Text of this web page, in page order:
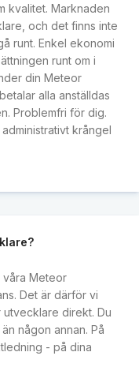
kvalitet. Marknaden
och det finns inte
runt. Enkel ekonomi
runt om i
din Meteor
alla anställdas
Problemfri för dig.
krångel
Meteor
Det är därför vi
direkt. Du
någon annan. På
- på dina